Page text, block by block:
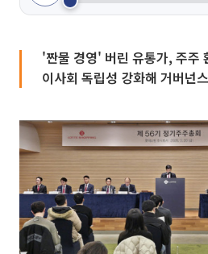
'짠물 경영' 버린 유통가, 주주
이사회 독립성 강화해 거버넌